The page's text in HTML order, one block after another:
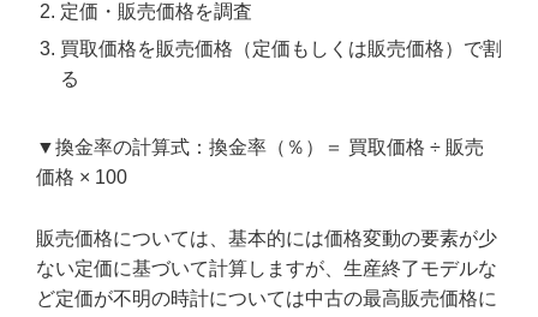
定価・販売価格を調査
買取価格を販売価格（定価もしくは販売価格）で割
る
▼換金率の計算式：換金率（％）＝ 買取価格 ÷ 販売
価格 × 100
販売価格については、基本的には価格変動の要素が少
ない定価に基づいて計算しますが、生産終了モデルな
ど定価が不明の時計については中古の最高販売価格に